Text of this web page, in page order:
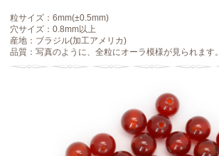
粒サイズ：6mm(±0.5mm)
穴サイズ：0.8mm以上
産地：ブラジル(加工アメリカ)
品質：写真のように、全粒にオーラ模様が見られます。